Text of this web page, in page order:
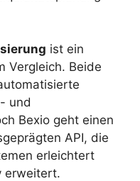
ist ein
Vergleich. Beide
und
Bexio geht einen
API, die
erleichtert
erweitert.